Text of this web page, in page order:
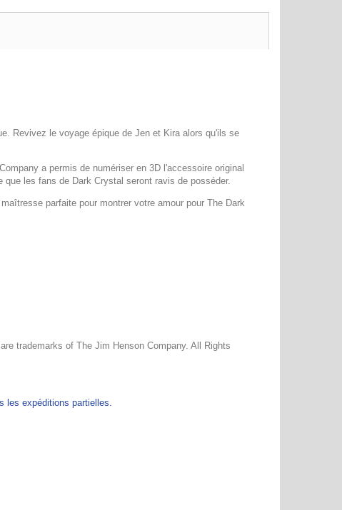
Revivez le voyage épique de Jen et Kira alors qu'ils se
a permis de numériser en 3D l'accessoire original
les fans de Dark Crystal seront ravis de posséder.
parfaite pour montrer votre amour pour The Dark
trademarks of The Jim Henson Company. All Rights
les expéditions partielles.